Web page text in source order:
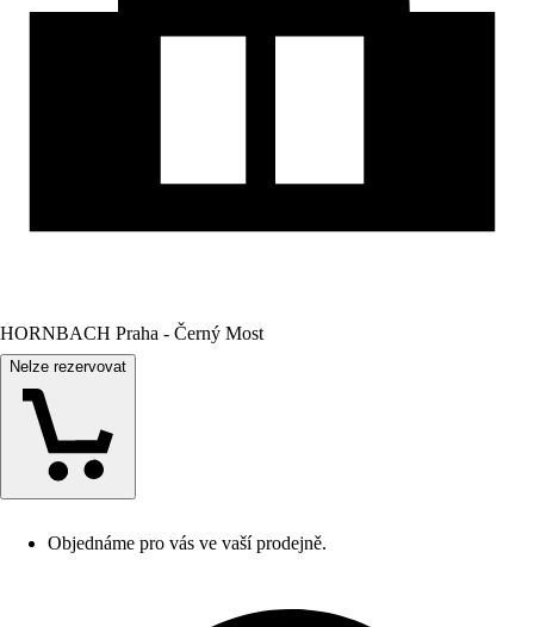
HORNBACH Praha - Černý Most
Nelze rezervovat
Objednáme pro vás ve vaší prodejně.